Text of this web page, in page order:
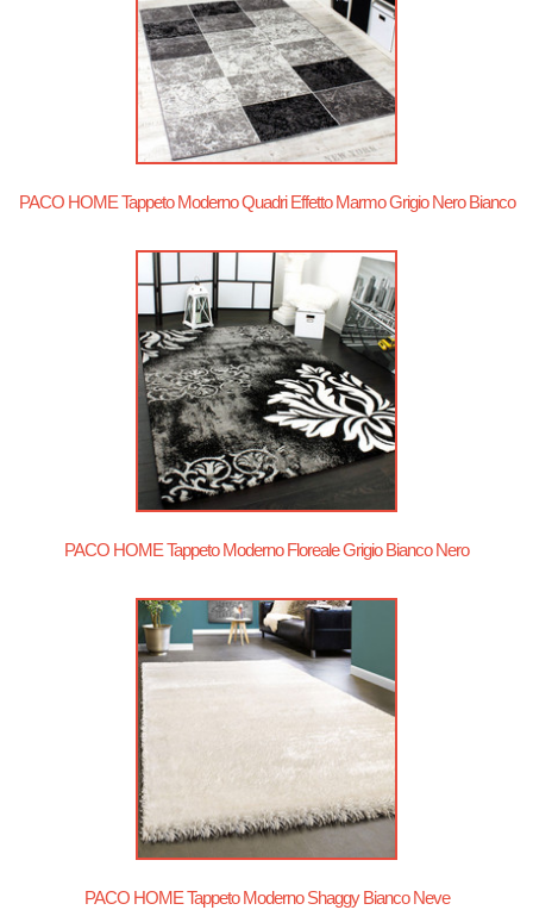
PACO HOME Tappeto Moderno Quadri Effetto Marmo Grigio Nero Bianco
PACO HOME Tappeto Moderno Floreale Grigio Bianco Nero
PACO HOME Tappeto Moderno Shaggy Bianco Neve